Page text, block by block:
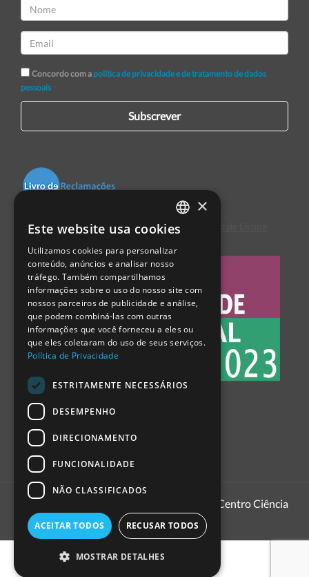
Concordo com a política de privacidade e de tratamento de dados
pessoais
Subscrever
Centro de Arbitragem de Conflitos de Consumo de Lisboa
1999 - 2026
Pavilhão do Conhecimento | Centro Ciência
PORTUGUESE
ENGLISH
SPANISH
×
Este website usa cookies
Utilizamos cookies para personalizar
conteúdo, anúncios e analisar nosso
tráfego. Também compartilhamos
informações sobre o uso do nosso site com
nossos parceiros de publicidade e análise,
que podem combiná-las com outras
informações que você forneceu a eles ou
que eles coletaram do uso de seus serviços.
Política de Privacidade
ESTRITAMENTE NECESSÁRIOS
DESEMPENHO
DIRECIONAMENTO
FUNCIONALIDADE
NÃO CLASSIFICADOS
ACEITAR TODOS RECUSAR TODOS
MOSTRAR DETALHES